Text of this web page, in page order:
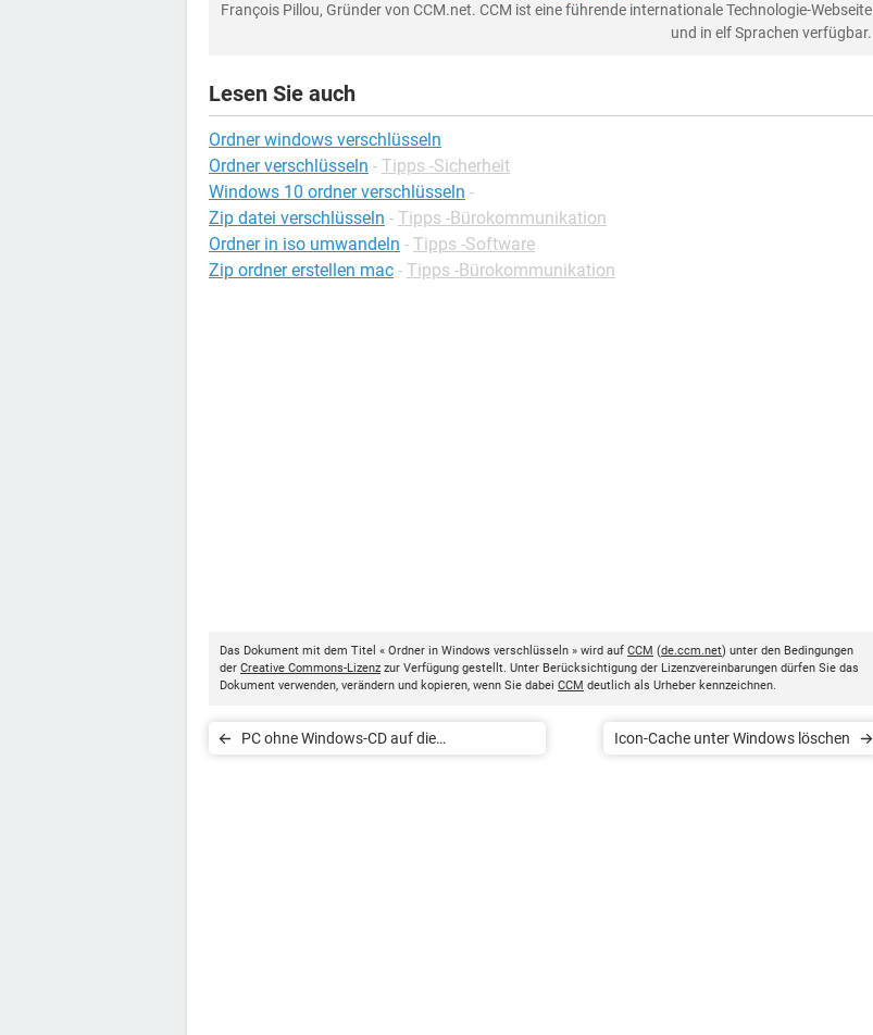
François Pillou, Gründer von CCM.net. CCM ist eine führende internationale Technologie-Webseite
und in elf Sprachen verfügbar.
Lesen Sie auch
Ordner windows verschlüsseln
Ordner verschlüsseln - Tipps -Sicherheit
Windows 10 ordner verschlüsseln -
Zip datei verschlüsseln - Tipps -Bürokommunikation
Ordner in iso umwandeln - Tipps -Software
Zip ordner erstellen mac - Tipps -Bürokommunikation
Das Dokument mit dem Titel « Ordner in Windows verschlüsseln » wird auf CCM (de.ccm.net) unter den Bedingungen
der Creative Commons-Lizenz zur Verfügung gestellt. Unter Berücksichtigung der Lizenzvereinbarungen dürfen Sie das
Dokument verwenden, verändern und kopieren, wenn Sie dabei CCM deutlich als Urheber kennzeichnen.
PC ohne Windows-CD auf die
Icon-Cache unter Windows löschen